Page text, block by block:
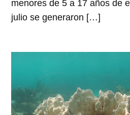
menores de 5 a 17 años de
julio se generaron […]